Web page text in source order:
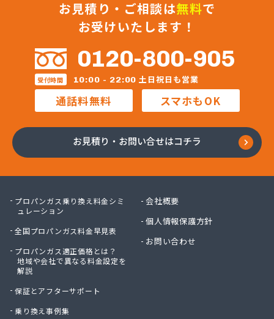
狩場ガス住機株式会社
緒方瓦斯店
小原プロパン
小川商店
昭和電工株式会社熊本ガスセンター
松村石油ガス商会
松島プロパンガス株式会社
上竹プロパン
城南プロパンガス商会
人吉木炭株式会社
西吉美商店
西島燃料店
西部ガスエネルギー株式会社 熊本支店
川口ガス設備
早川俊春商店
村上プロパン店
お見積り・ご相談は無料で
お受けいたします！
0120-800-905
受付時間 10:00 - 22:00 土日祝日も営業
通話料無料 スマホもOK
お見積り・お問い合せはコチラ
プロパンガス乗り換え料金シミ
ュレーション
全国プロパンガス料金早見表
プロパンガス適正価格とは？
地域や会社で異なる料金設定を
解説
保証とアフターサポート
乗り換え事例集
会社概要
個人情報保護方針
お問い合わせ